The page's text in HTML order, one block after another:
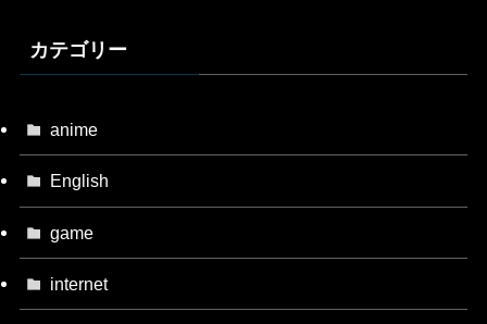
カテゴリー
anime
English
game
internet